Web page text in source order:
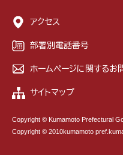
アクセス
部署別電話番号
ホームページに関するお
サイトマップ
Copyright © Kumamoto Prefectural
Copyright © 2010kumamoto